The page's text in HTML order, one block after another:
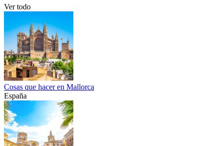
Ver todo
Cosas que hacer en Mallorca
España